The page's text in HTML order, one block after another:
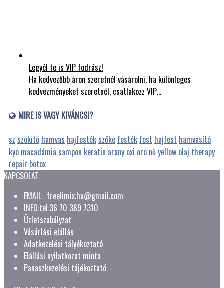
Legyél te is VIP fodrász!
Ha kedvezőbb áron szeretnél vásárolni, ha különleges
kedvezményeket szeretnél, csatlakozz VIP…
MIRE IS VAGY KIVÁNCSI?
sz szökitö hamvas hajfesték szőke festék fest hajfest hamvasító
kyo macadámia sampon keratin arany oxi oro nő yellow olaj therapy
repair botox
KAPCSOLAT:
EMAIL: freelimix.hu@gmail.com
INFO:tel:36 70 369 7310
Üzletszabályzat
Vásárlási elállás
Adatkezelési tályékoztató
Elállási nyilatkozat minta
Panaszkezelési tájékoztató